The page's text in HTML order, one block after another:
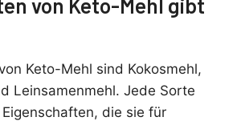
von Keto-Mehl gibt
Keto-Mehl sind Kokosmehl,
Leinsamenmehl. Jede Sorte
die sie für